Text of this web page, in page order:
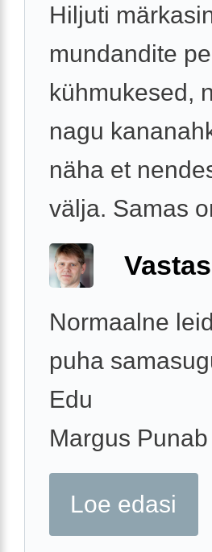
Hiljuti
mundandite
kühmukesed,
nagu
näha et
välja. Samas
Normaalne
puha
Edu
Margus Punab
Loe edasi